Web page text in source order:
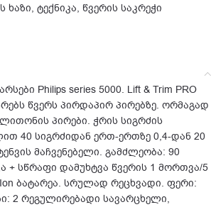
ხაზი, ტექნიკა, წვერის საკრეჭი
Philips series 5000. Lift & Trim PRO
წვერს პირდაპირ პირებზე. ორმაგად
პირები. ჭრის სიგრძის
40 სიგრძიდან ერთ-ერთზე 0,4-დან 20
მაჩვენებელი. გამძლეობა: 90
+ სწრაფი დამუხტვა წვერის 1 მორთვა/5
ბატარეა. სრულად რეცხვადი. ფერი:
2 რეგულირებადი სავარცხელი,